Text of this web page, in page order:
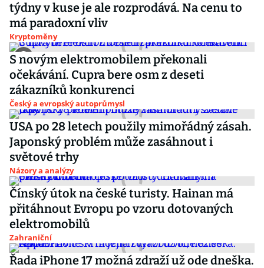
týdny v kuse je ale rozprodává. Na cenu to
má paradoxní vliv
Kryptoměny
S novým elektromobilem překonali
očekávání. Cupra bere osm z deseti
zákazníků konkurenci
Český a evropský autoprůmysl
USA po 28 letech použily mimořádný zásah.
Japonský problém může zasáhnout i
světové trhy
Názory a analýzy
Čínský útok na české turisty. Hainan má
přitáhnout Evropu po vzoru dotovaných
elektromobilů
Zahraniční
Řada iPhone 17 možná zdraží už ode dneška.